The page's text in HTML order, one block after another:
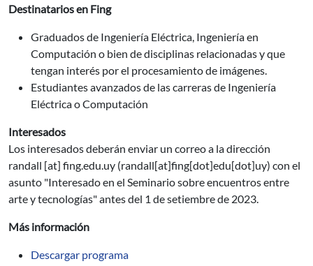
Destinatarios en Fing
Graduados de Ingeniería Eléctrica, Ingeniería en
Computación o bien de disciplinas relacionadas y que
tengan interés por el procesamiento de imágenes.
Estudiantes avanzados de las carreras de Ingeniería
Eléctrica o Computación
Interesados
Los interesados deberán enviar un correo a la dirección
randall [at] fing.edu.uy (randall[at]fing[dot]edu[dot]uy) con el
asunto "Interesado en el Seminario sobre encuentros entre
arte y tecnologías" antes del 1 de setiembre de 2023.
Más información
Descargar programa